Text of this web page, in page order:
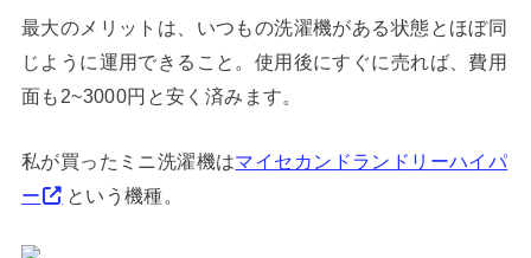
最大のメリットは、いつもの洗濯機がある状態とほぼ同
じように運用できること。使用後にすぐに売れば、費用
面も2~3000円と安く済みます。
私が買ったミニ洗濯機はマイセカンドランドリーハイパ
ー
という機種。